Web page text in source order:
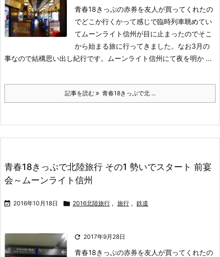
青春18きっぷの赤券を友人が買ってくれたの
でどこか行くかって感じで臨時列車眺めてい
てムーンライト信州が目に止まったのでそこ
から始まる旅に行ってきました。なお3月の
事なので結構思い出し紀行です。
ムーンライト信州にて夜を明か ...
記事を読む 青春18きっぷで北 ...
青春18きっぷで北陸旅行 その1 勢いでスタート 前宴
会～ムーンライト信州
 2016年10月18日  2016北陸旅行 , 旅行 , 鉄道
 2017年9月28日
青春18きっぷの赤券を友人が買ってくれたの